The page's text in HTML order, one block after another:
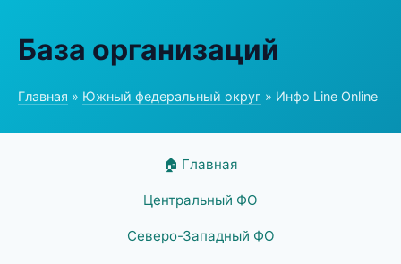
База организаций
Главная » Южный федеральный округ » Инфо Line Online
🏠 Главная
Центральный ФО
Северо-Западный ФО